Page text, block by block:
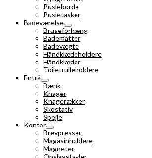
Pusleborde
Pusletasker
Badeværelse
Bruseforhæng
Bademåtter
Badevægte
Håndklædeholdere
Håndklæder
Toiletrulleholdere
Entré
Bænk
Knager
Knagerækker
Skostativ
Spejle
Kontor
Brevpresser
Magasinholdere
Magneter
Opslagstavler